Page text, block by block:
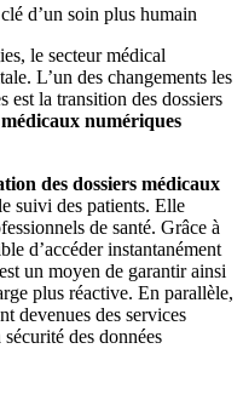
d’un soin plus humain
le secteur médical
. L’un des changements les
est la transition des dossiers
numériques
des dossiers médicaux
suivi des patients. Elle
de santé. Grâce à
d’accéder instantanément
un moyen de garantir ainsi
plus réactive. En parallèle,
devenues des services
des données